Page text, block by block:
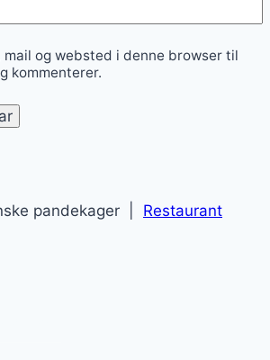
mail og websted i denne browser til
kommenterer.
pandekager | Restaurant